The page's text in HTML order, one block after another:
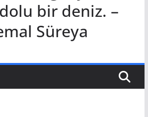
bir deniz. –
Süreya